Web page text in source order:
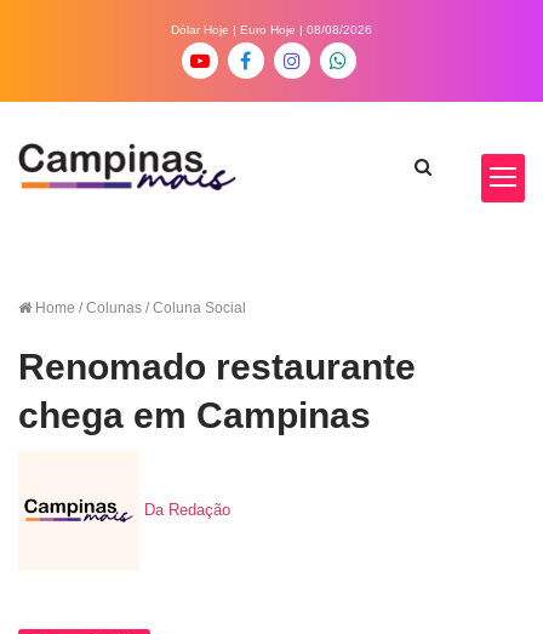
Dólar Hoje | Euro Hoje | 08/08/2026
Home / Colunas / Coluna Social
Renomado restaurante
chega em Campinas
Da Redação